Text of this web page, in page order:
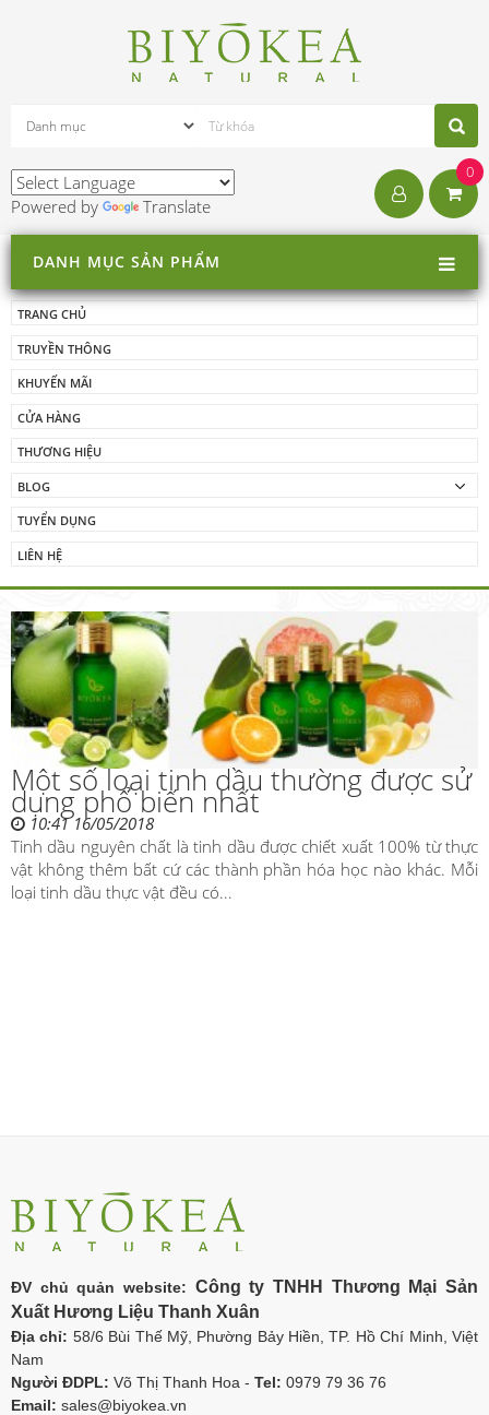
Powered by Translate
0
DANH MỤC SẢN PHẨM
TRANG CHỦ
TRUYỀN THÔNG
KHUYẾN MÃI
CỬA HÀNG
THƯƠNG HIỆU
BLOG
TUYỂN DỤNG
LIÊN HỆ
Một số loại tinh dầu thường được sử
dụng phổ biến nhất
10:41 16/05/2018
Tinh dầu nguyên chất là tinh dầu được chiết xuất 100% từ thực
vật không thêm bất cứ các thành phần hóa học nào khác. Mỗi
loại tinh dầu thực vật đều có...
ĐV chủ quản website: Công ty TNHH Thương Mại Sản
Xuất Hương Liệu Thanh Xuân
Địa chỉ: 58/6 Bùi Thế Mỹ, Phường Bảy Hiền, TP. Hồ Chí Minh, Việt
Nam
Người ĐDPL: Võ Thị Thanh Hoa - Tel: 0979 79 36 76
Email: sales@biyokea.vn